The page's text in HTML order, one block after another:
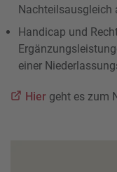
Nachteilsausgleich
Handicap und
einer
Hier geht es zum